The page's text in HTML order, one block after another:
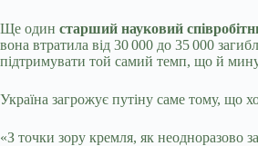
Ще один старший науковий
вона втратила від 30 000 до 35 000
підтримувати той самий темп, що й
Україна загрожує путіну саме тому, що
«З точки зору кремля, як неодноразово